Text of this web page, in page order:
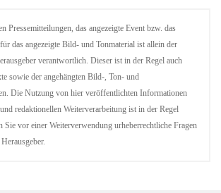
Pressemitteilungen, das angezeigte Event bzw. das
das angezeigte Bild- und Tonmaterial ist allein der
verantwortlich. Dieser ist in der Regel auch
sowie der angehängten Bild-, Ton- und
Die Nutzung von hier veröffentlichten Informationen
redaktionellen Weiterverarbeitung ist in der Regel
Sie vor einer Weiterverwendung urheberrechtliche Fragen